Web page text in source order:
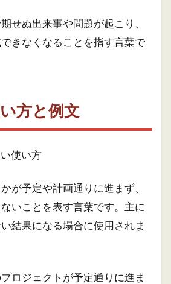
せぬ出来事や問題が起こり、
きなくなることを指す言葉で
方と例文
使い方
が予定や計画通りに進まず、
いことを表す言葉です。主に
結果になる場合に使用されま
ロジェクトが予定通りに進ま